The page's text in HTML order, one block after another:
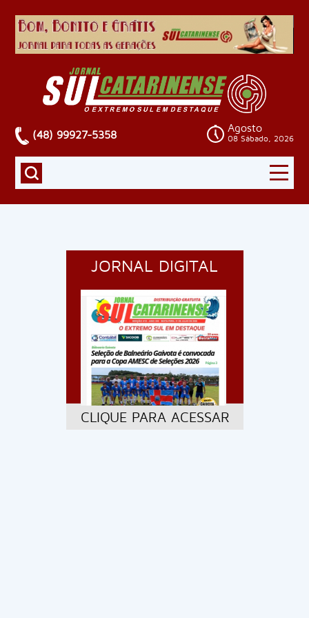
(48) 99927-5358
Agosto
08 Sábado, 2026
JORNAL DIGITAL
CLIQUE PARA ACESSAR